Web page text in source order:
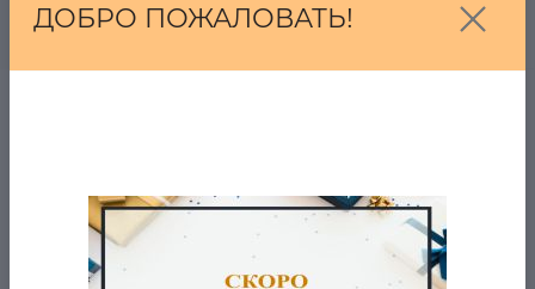
В корзину
ДОБРО ПОЖАЛОВАТЬ!